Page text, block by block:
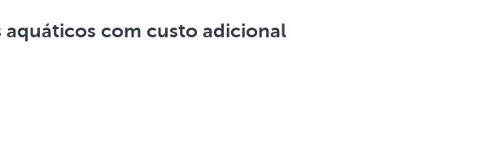
aquáticos com custo adicional